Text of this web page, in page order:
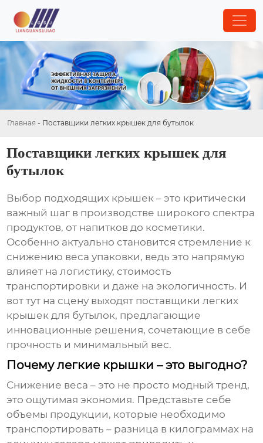
Главная - Поставщики легких крышек для бутылок
Поставщики легких крышек для
бутылок
Выбор подходящих крышек – это критически
важный шаг в производстве широкого спектра
продуктов, от напитков до косметики.
Особенно актуально становится стремление к
снижению веса упаковки, ведь это напрямую
влияет на логистику, стоимость
транспортировки и даже на экологичность. И
вот тут на сцену выходят поставщики легких
крышек для бутылок, предлагающие
инновационные решения, сочетающие в себе
прочность и минимальный вес.
Почему легкие крышки – это выгодно?
Снижение веса – это не просто модный тренд,
это ощутимая экономия. Представьте себе
объемы продукции, которые необходимо
транспортировать – разница в килограммах на